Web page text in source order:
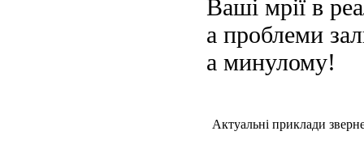
Ваші мрії в
а проблеми
а минулому!
Актуальні приклади